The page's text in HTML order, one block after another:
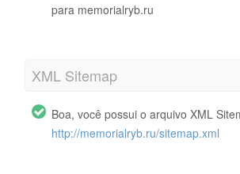
para memorialryb.ru
XML Sitemap
Boa, você possui o arquivo XML
http://memorialryb.ru/sitemap.xml